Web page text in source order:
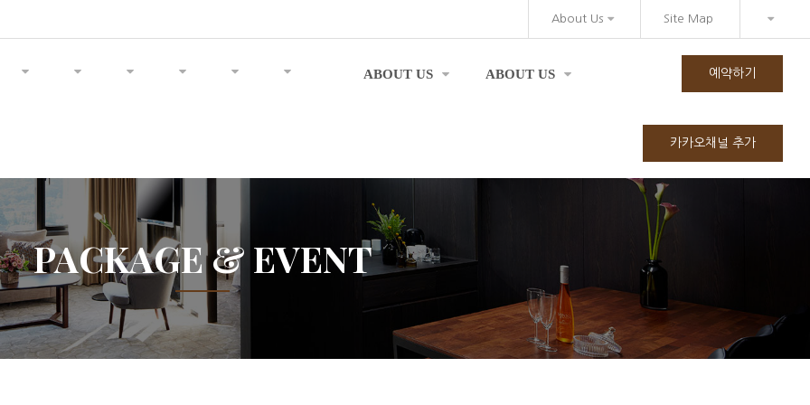
About Us Site Map
ABOUT US ABOUT US 예약하기
카카오채널 추가
PACKAGE & EVENT